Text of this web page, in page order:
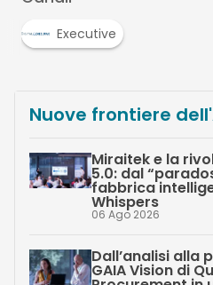
Executive
Nuove frontiere
Miraitek e la
5.0: dal
fabbrica
Whispers
06 Ago 2026
Dall’analisi alla
GAIA Vision di